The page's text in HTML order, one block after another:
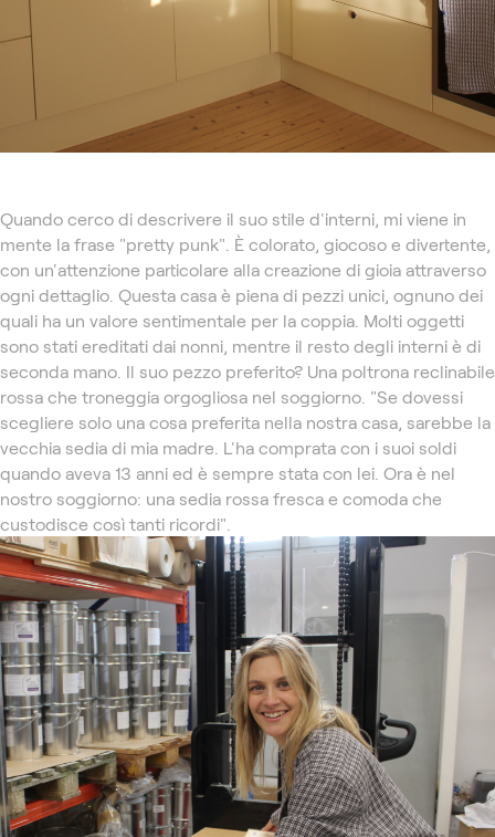
Quando cerco di descrivere il suo stile d'interni, mi viene in
mente la frase "pretty punk". È colorato, giocoso e divertente,
con un'attenzione particolare alla creazione di gioia attraverso
ogni dettaglio. Questa casa è piena di pezzi unici, ognuno dei
quali ha un valore sentimentale per la coppia. Molti oggetti
sono stati ereditati dai nonni, mentre il resto degli interni è di
seconda mano. Il suo pezzo preferito? Una poltrona reclinabile
rossa che troneggia orgogliosa nel soggiorno. "Se dovessi
scegliere solo una cosa preferita nella nostra casa, sarebbe la
vecchia sedia di mia madre. L'ha comprata con i suoi soldi
quando aveva 13 anni ed è sempre stata con lei. Ora è nel
nostro soggiorno: una sedia rossa fresca e comoda che
custodisce così tanti ricordi".